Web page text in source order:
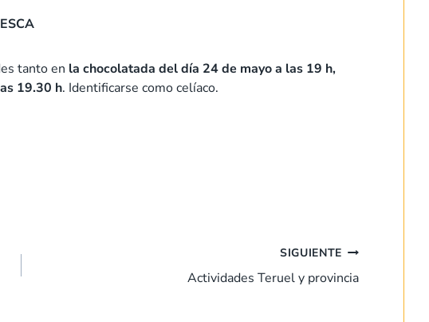
tanto en la chocolatada del día 24 de mayo a las 19 h,
19.30 h. Identificarse como celíaco.
SIGUIENTE
Actividades Teruel y provincia